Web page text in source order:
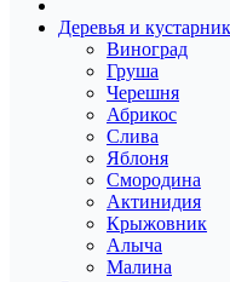
Деревья и
Виноград
Груша
Черешня
Абрикос
Слива
Яблоня
Смородина
Актинидия
Крыжовник
Алыча
Малина